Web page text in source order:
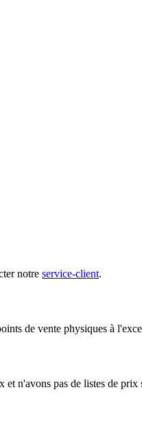
notre service-client.
de vente physiques à
n'avons pas de listes de prix